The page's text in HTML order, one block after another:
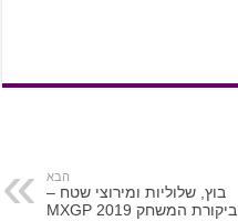
הבא
בוץ, שלוליות ומירוצי שטח –
ביקורת המשחק MXGP 2019